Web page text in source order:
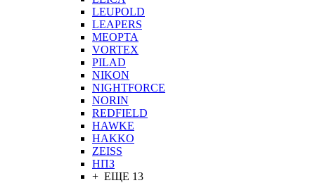
LEUPOLD
LEAPERS
MEOPTA
VORTEX
PILAD
NIKON
NIGHTFORCE
NORIN
REDFIELD
HAWKE
HAKKO
ZEISS
НПЗ
+ ЕЩЕ 13